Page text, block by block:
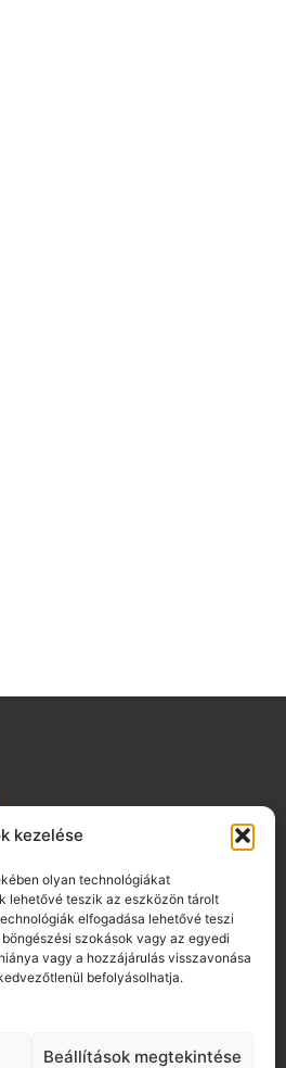
kezelése
olyan technológiákat
lehetővé teszik az eszközön tárolt
elfogadása lehetővé teszi
szokások vagy az egyedi
vagy a hozzájárulás visszavonása
befolyásolhatja.
Beállítások megtekintése